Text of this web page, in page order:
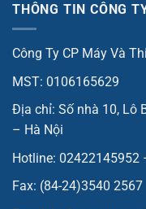
THÔNG TIN CÔNG
Công Ty CP Máy Và
MST: 0106165629
Địa chỉ: Số nhà 10, Lô
– Hà Nội
Hotline: 02422145952
Fax: (84-24)3540 2567